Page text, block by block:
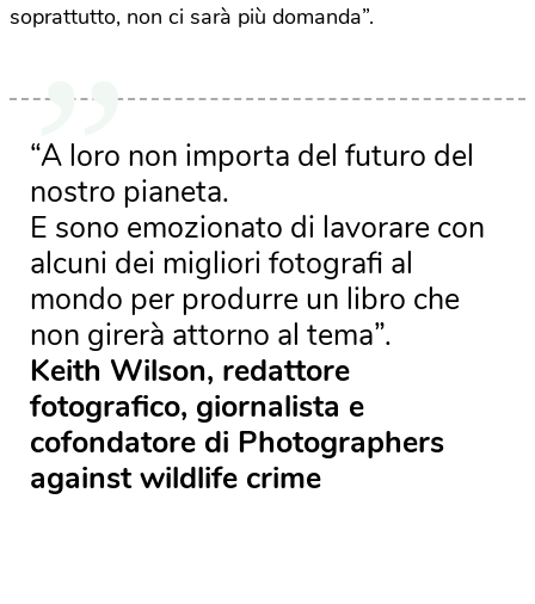
soprattutto, non ci sarà più domanda”.
“A loro non importa del futuro del
nostro pianeta.
E sono emozionato di lavorare con
alcuni dei migliori fotografi al
mondo per produrre un libro che
non girerà attorno al tema”.
Keith Wilson, redattore
fotografico, giornalista e
cofondatore di Photographers
against wildlife crime